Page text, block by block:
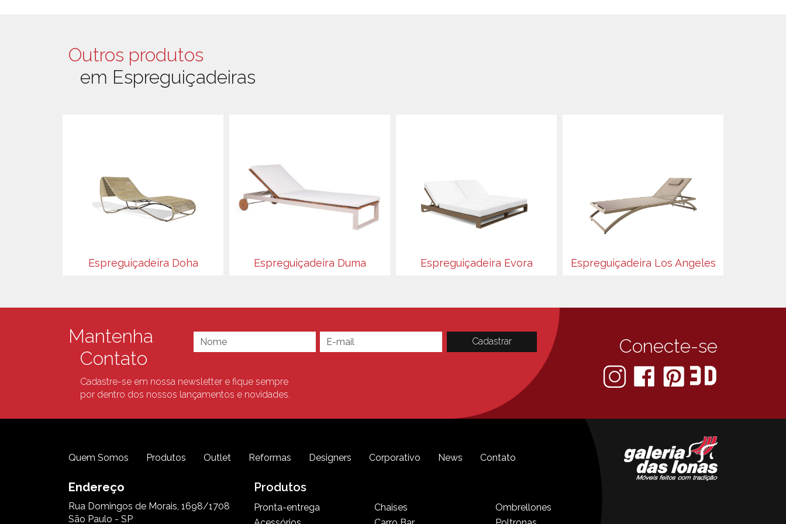
Outros produtos
em Espreguiçadeiras
Espreguiçadeira Doha Espreguiçadeira Duma Espreguiçadeira Evora Espreguiçadeira Los Angeles
Mantenha
Contato
Cadastre-se em nossa newsletter e fique sempre
por dentro dos nossos lançamentos e novidades.
Conecte-se
Quem Somos Produtos Outlet Reformas Designers Corporativo News Contato
Endereço
Rua Domingos de Morais, 1698/1708
São Paulo - SP
Produtos
Pronta-entrega
Chaises
Ombrellones